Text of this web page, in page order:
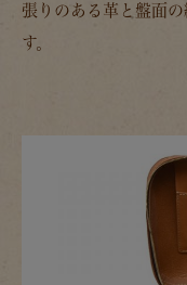
張りのある革と盤面
す。